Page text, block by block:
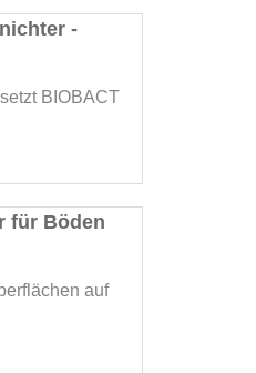
-
BIOBACT
für Böden
auf